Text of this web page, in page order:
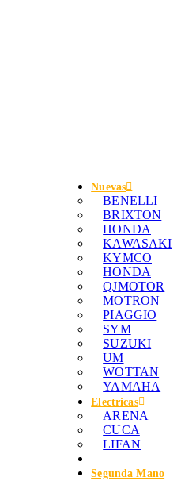
Nuevas
BENELLI
BRIXTON
HONDA
KAWASAKI
KYMCO
HONDA
QJMOTOR
MOTRON
PIAGGIO
SYM
SUZUKI
UM
WOTTAN
YAMAHA
Electricas
ARENA
CUCA
LIFAN
Segunda Mano